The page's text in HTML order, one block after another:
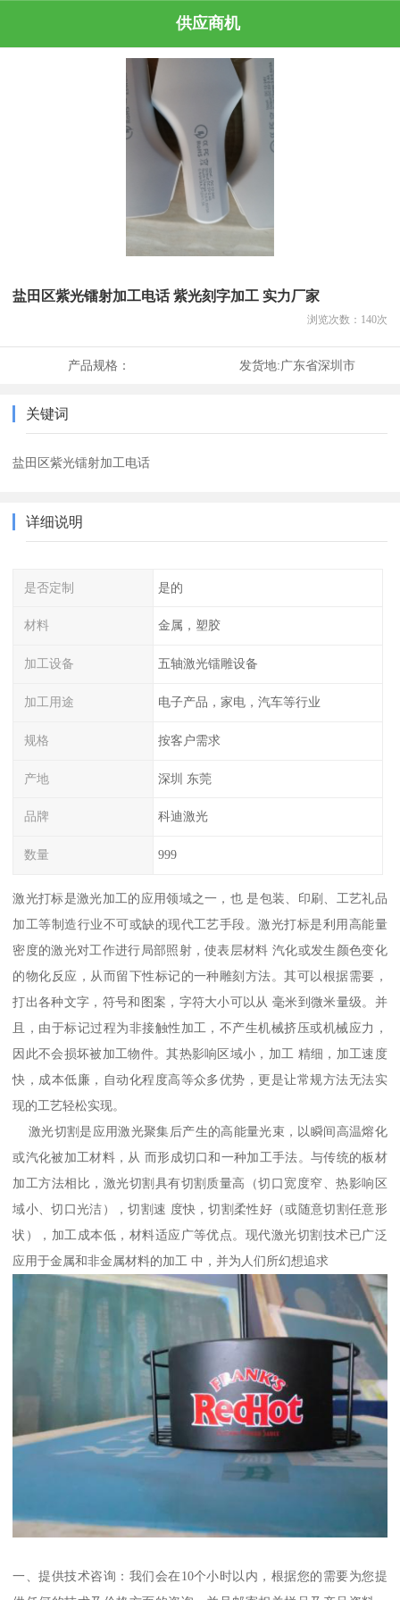
供应商机
盐田区紫光镭射加工电话 紫光刻字加工 实力厂家
浏览次数： 140次
产品规格： 发货地:广东省深圳市
关键词
盐田区紫光镭射加工电话
详细说明
是否定制 是的
材料 金属，塑胶
加工设备 五轴激光镭雕设备
加工用途 电子产品，家电，汽车等行业
规格 按客户需求
产地 深圳 东莞
品牌 科迪激光
数量 999
激光打标是激光加工的应用领域之一，也 是包装、印刷、工艺礼品
加工等制造行业不可或缺的现代工艺手段。激光打标是利用高能量
密度的激光对工作进行局部照射，使表层材料 汽化或发生颜色变化
的物化反应，从而留下性标记的一种雕刻方法。其可以根据需要，
打出各种文字，符号和图案，字符大小可以从 毫米到微米量级。并
且，由于标记过程为非接触性加工，不产生机械挤压或机械应力，
因此不会损坏被加工物件。其热影响区域小，加工 精细，加工速度
快，成本低廉，自动化程度高等众多优势，更是让常规方法无法实
现的工艺轻松实现。
激光切割是应用激光聚集后产生的高能量光束，以瞬间高温熔化
或汽化被加工材料，从 而形成切口和一种加工手法。与传统的板材
加工方法相比，激光切割具有切割质量高（切口宽度窄、热影响区
域小、切口光洁），切割速 度快，切割柔性好（或随意切割任意形
状），加工成本低，材料适应广等优点。现代激光切割技术已广泛
应用于金属和非金属材料的加工 中，并为人们所幻想追求
一、提供技术咨询：我们会在10个小时以内，根据您的需要为您提